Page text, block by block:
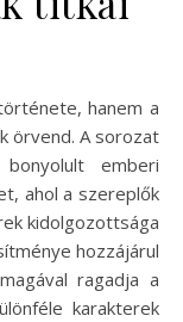
örvend. A sorozat
emberi
ahol a szereplők
kidolgozottsága
hozzájárul
ragadja a
karakterek